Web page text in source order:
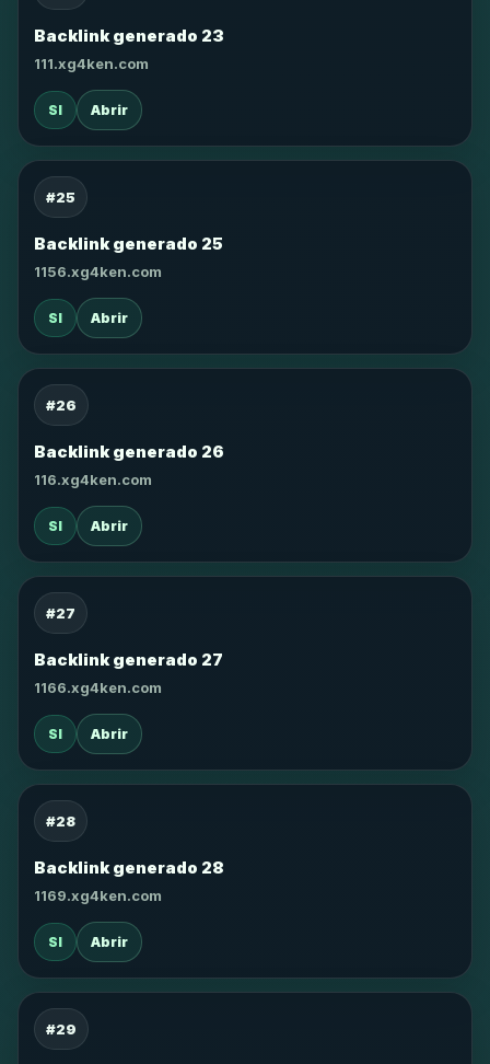
Backlink generado 23
111.xg4ken.com
SI Abrir
#25
Backlink generado 25
1156.xg4ken.com
SI Abrir
#26
Backlink generado 26
116.xg4ken.com
SI Abrir
#27
Backlink generado 27
1166.xg4ken.com
SI Abrir
#28
Backlink generado 28
1169.xg4ken.com
SI Abrir
#29